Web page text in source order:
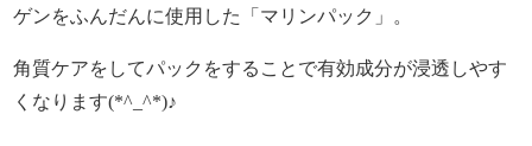
ゲンをふんだんに使用した「マリンパック」。
角質ケアをしてパックをすることで有効成分が浸透しやす
くなります(*^_^*)♪